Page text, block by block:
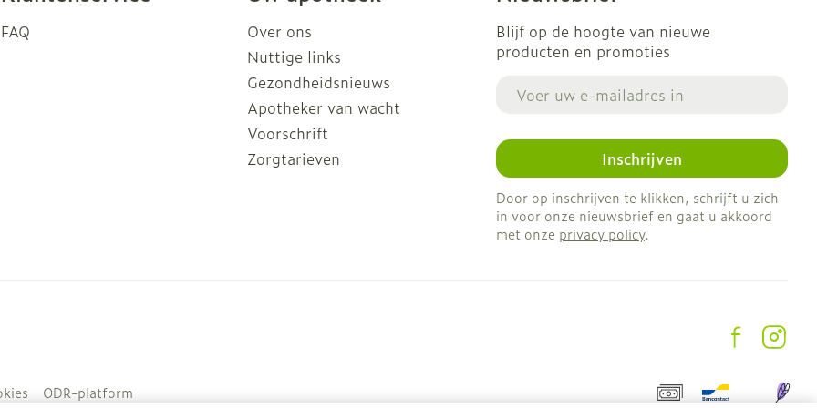
FAQ
Over ons
Nuttige links
Gezondheidsnieuws
Apotheker van wacht
Voorschrift
Zorgtarieven
Blijf op de hoogte van nieuwe
producten en promoties
Inschrijven
Door op inschrijven te klikken, schrijft u zich
in voor onze nieuwsbrief en gaat u akkoord
met onze privacy policy.
ODR-platform